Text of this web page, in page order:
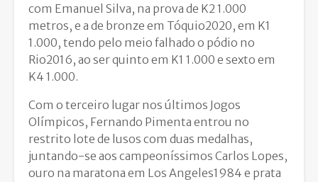
com Emanuel Silva, na prova de K2 1.000
metros, e a de bronze em Tóquio2020, em K1
1.000, tendo pelo meio falhado o pódio no
Rio2016, ao ser quinto em K1 1.000 e sexto em
K4 1.000.
Com o terceiro lugar nos últimos Jogos
Olímpicos, Fernando Pimenta entrou no
restrito lote de lusos com duas medalhas,
juntando-se aos campeoníssimos Carlos Lopes,
ouro na maratona em Los Angeles1984 e prata